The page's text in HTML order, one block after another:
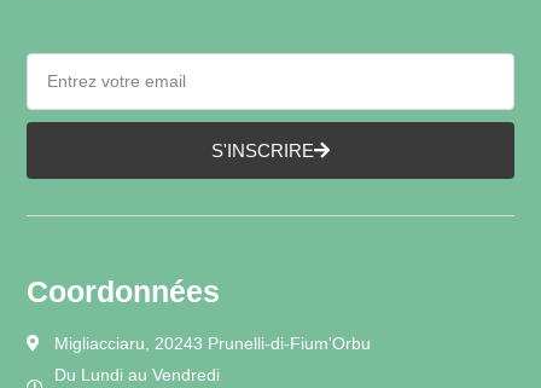
S'INSCRIRE
Coordonnées
Migliacciaru, 20243 Prunelli-di-Fium'Orbu
Du Lundi au Vendredi